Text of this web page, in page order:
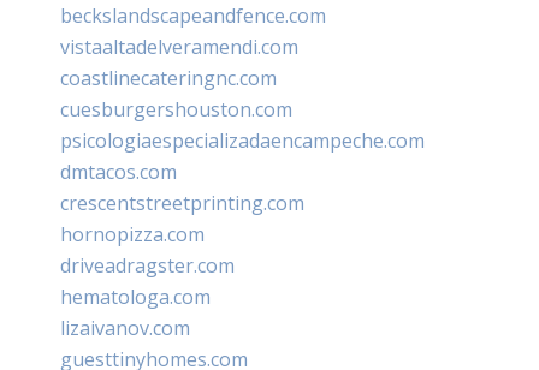
beckslandscapeandfence.com
vistaaltadelveramendi.com
coastlinecateringnc.com
cuesburgershouston.com
psicologiaespecializadaencampeche.com
dmtacos.com
crescentstreetprinting.com
hornopizza.com
driveadragster.com
hematologa.com
lizaivanov.com
guesttinyhomes.com